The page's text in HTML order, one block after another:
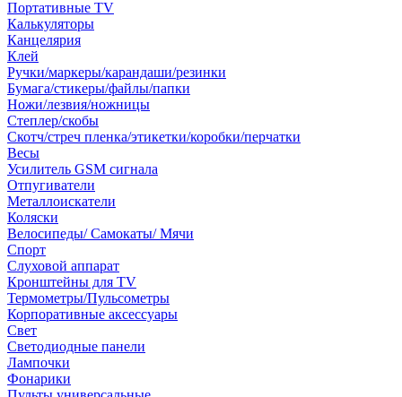
Портативные TV
Калькуляторы
Канцелярия
Клей
Ручки/маркеры/карандаши/резинки
Бумага/стикеры/файлы/папки
Ножи/лезвия/ножницы
Степлер/скобы
Скотч/стреч пленка/этикетки/коробки/перчатки
Весы
Усилитель GSM сигнала
Отпугиватели
Металлоискатели
Коляски
Велосипеды/ Самокаты/ Мячи
Спорт
Слуховой аппарат
Кронштейны для TV
Термометры/Пульсометры
Корпоративные аксессуары
Свет
Светодиодные панели
Лампочки
Фонарики